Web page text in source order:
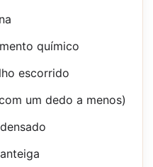
químico
escorrido
um dedo a menos)